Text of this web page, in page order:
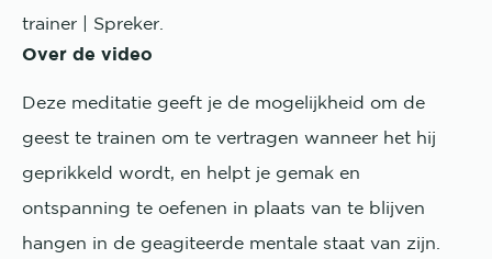
trainer | Spreker.
Over de video
Deze meditatie geeft je de mogelijkheid om de
geest te trainen om te vertragen wanneer het hij
geprikkeld wordt, en helpt je gemak en
ontspanning te oefenen in plaats van te blijven
hangen in de geagiteerde mentale staat van zijn.